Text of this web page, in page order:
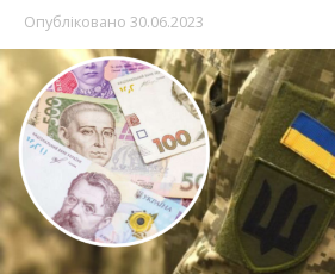
Опубліковано 30.06.2023